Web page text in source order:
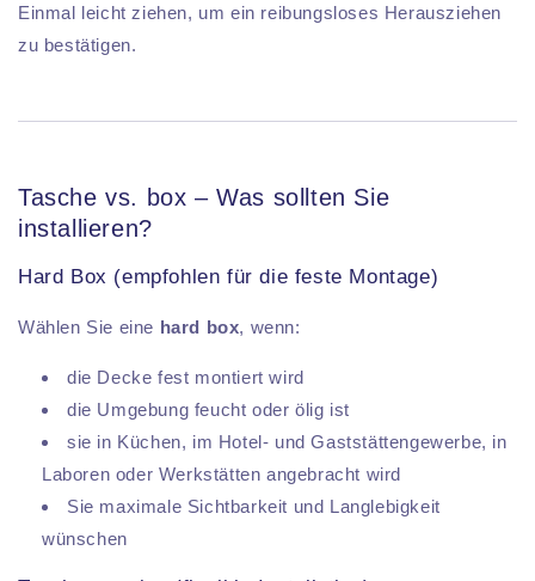
Einmal leicht ziehen, um ein reibungsloses Herausziehen
zu bestätigen.
Tasche vs. box – Was sollten Sie
installieren?
Hard Box (empfohlen für die feste Montage)
Wählen Sie eine hard box, wenn:
die Decke fest montiert wird
die Umgebung feucht oder ölig ist
sie in Küchen, im Hotel- und Gaststättengewerbe, in
Laboren oder Werkstätten angebracht wird
Sie maximale Sichtbarkeit und Langlebigkeit
wünschen